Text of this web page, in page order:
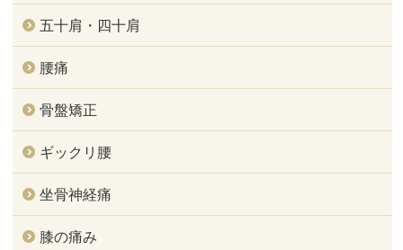
五十肩・四十肩
腰痛
骨盤矯正
ギックリ腰
坐骨神経痛
膝の痛み